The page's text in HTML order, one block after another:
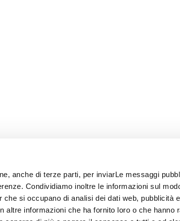
anche di terze parti, per inviarLe messaggi
Condividiamo inoltre le informazioni sul
si occupano di analisi dei dati web, pubblicità
altre informazioni che ha fornito loro o che hanno